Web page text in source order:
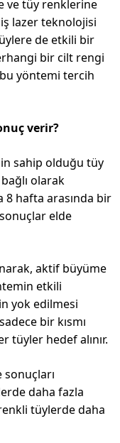
ve tüy renklerine
lazer teknolojisi
de etkili bir
bir cilt rengi
yöntemi tercih
verir?
sahip olduğu tüy
olarak
8 hafta arasında bir
elde
aktif büyüme
etkili
yok edilmesi
bir kısmı
tüyler hedef alınır.
sonuçları
daha fazla
tüylerde daha